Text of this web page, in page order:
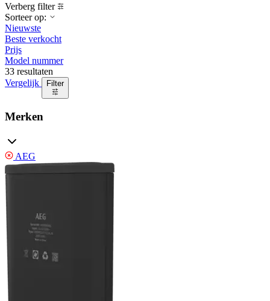
Verberg filter
Sorteer op:
Nieuwste
Beste verkocht
Prijs
Model nummer
33 resultaten
Vergelijk
Filter
Merken
AEG